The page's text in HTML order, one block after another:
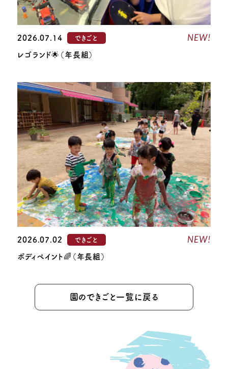
2026.07.14 できごと NEW!
レゴランド🌟（年長組）
2026.07.02 できごと NEW!
ボディペイント🌈（年長組）
園のできごと一覧に戻る